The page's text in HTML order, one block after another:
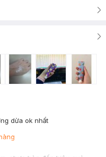
dừa ok nhất